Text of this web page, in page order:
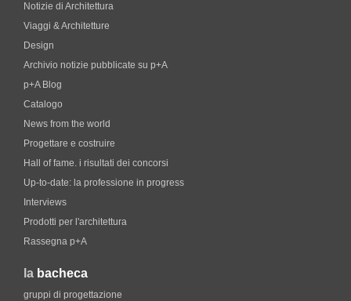
Notizie di Architettura
Viaggi & Architetture
Design
Archivio notizie pubblicate su p+A
p+A Blog
Catalogo
News from the world
Progettare e costruire
Hall of fame. i risultati dei concorsi
Up-to-date: la professione in progress
Interviews
Prodotti per l'architettura
Rassegna p+A
la bacheca
gruppi di progettazione